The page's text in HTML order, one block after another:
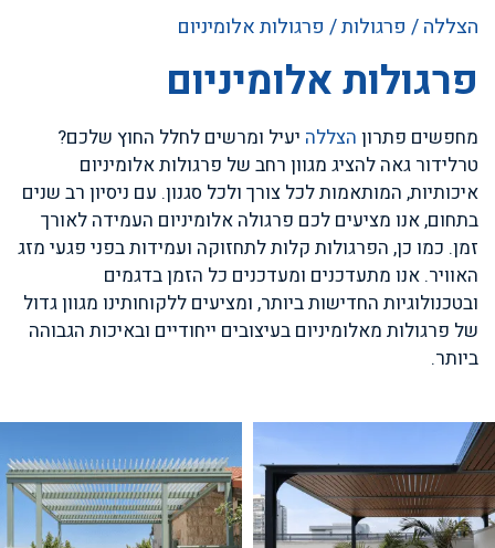
הצללה/ פרגולות/ פרגולות אלומיניום
פרגולות אלומיניום
מחפשים פתרון הצללה יעיל ומרשים לחלל החוץ שלכם?
טרלידור גאה להציג מגוון רחב של פרגולות אלומיניום
איכותיות, המותאמות לכל צורך ולכל סגנון. עם ניסיון רב שנים
בתחום, אנו מציעים לכם פרגולה אלומיניום העמידה לאורך
זמן. כמו כן, הפרגולות קלות לתחזוקה ועמידות בפני פגעי מזג
האוויר. אנו מתעדכנים ומעדכנים כל הזמן בדגמים
ובטכנולוגיות החדישות ביותר, ומציעים ללקוחותינו מגוון גדול
של פרגולות מאלומיניום בעיצובים ייחודיים ובאיכות הגבוהה
ביותר.